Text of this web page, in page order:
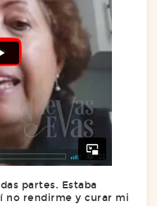
partes. Estaba
no rendirme y curar mi